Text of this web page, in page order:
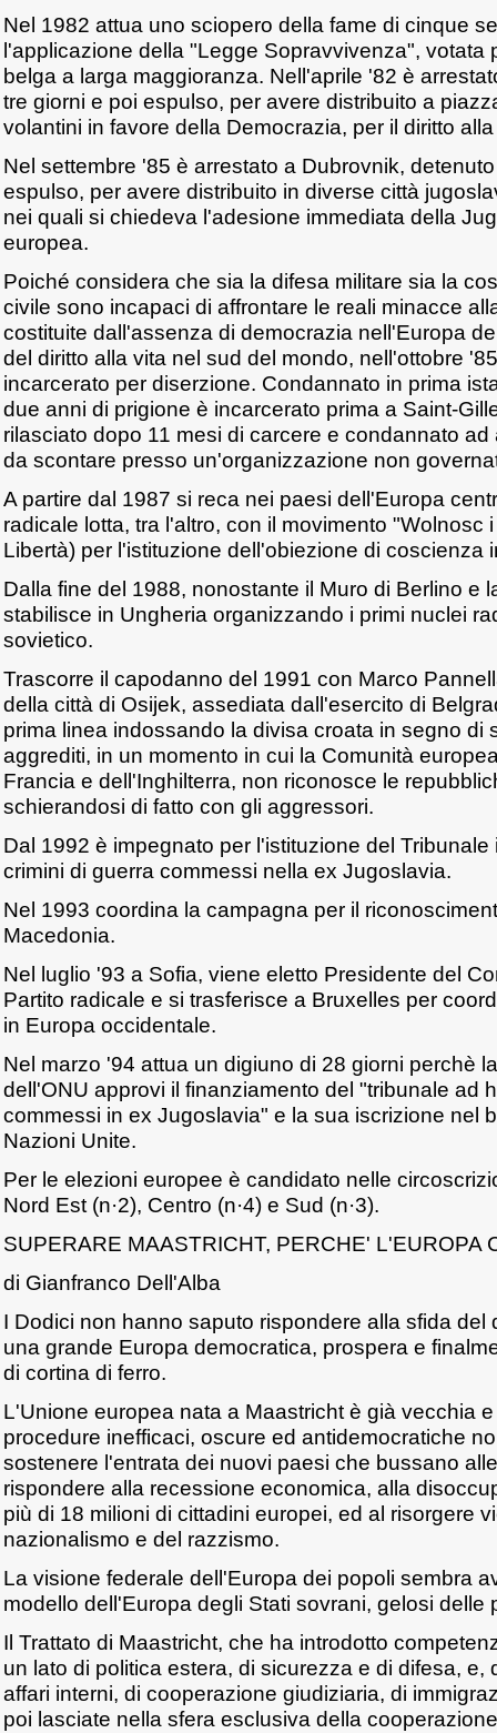
Nel 1982 attua uno sciopero della fame di cinque
l'applicazione della "Legge Sopravvivenza", votata
belga a larga maggioranza. Nell'aprile '82 è
tre giorni e poi espulso, per avere distribuito a
volantini in favore della Democrazia, per il diritto
Nel settembre '85 è arrestato a Dubrovnik,
espulso, per avere distribuito in diverse città
nei quali si chiedeva l'adesione immediata della
europea.
Poiché considera che sia la difesa militare sia la
civile sono incapaci di affrontare le reali minacce
costituite dall'assenza di democrazia nell'Europa
del diritto alla vita nel sud del mondo, nell'ottobre
incarcerato per diserzione. Condannato in prima
due anni di prigione è incarcerato prima a Saint-
rilasciato dopo 11 mesi di carcere e condannato
da scontare presso un'organizzazione non
A partire dal 1987 si reca nei paesi dell'Europa
radicale lotta, tra l'altro, con il movimento "Wolnosc
Libertà) per l'istituzione dell'obiezione di coscienza
Dalla fine del 1988, nonostante il Muro di Berlino e
stabilisce in Ungheria organizzando i primi nuclei
sovietico.
Trascorre il capodanno del 1991 con Marco
della città di Osijek, assediata dall'esercito di
prima linea indossando la divisa croata in segno di
aggrediti, in un momento in cui la Comunità
Francia e dell'Inghilterra, non riconosce le
schierandosi di fatto con gli aggressori.
Dal 1992 è impegnato per l'istituzione del
crimini di guerra commessi nella ex Jugoslavia.
Nel 1993 coordina la campagna per il
Macedonia.
Nel luglio '93 a Sofia, viene eletto Presidente del
Partito radicale e si trasferisce a Bruxelles per
in Europa occidentale.
Nel marzo '94 attua un digiuno di 28 giorni perchè
dell'ONU approvi il finanziamento del "tribunale ad
commessi in ex Jugoslavia" e la sua iscrizione nel
Nazioni Unite.
Per le elezioni europee è candidato nelle
Nord Est (n·2), Centro (n·4) e Sud (n·3).
SUPERARE MAASTRICHT, PERCHE' L'EUROPA
di Gianfranco Dell'Alba
I Dodici non hanno saputo rispondere alla sfida del
una grande Europa democratica, prospera e
di cortina di ferro.
L'Unione europea nata a Maastricht è già vecchia
procedure inefficaci, oscure ed antidemocratiche
sostenere l'entrata dei nuovi paesi che bussano
rispondere alla recessione economica, alla
più di 18 milioni di cittadini europei, ed al risorgere
nazionalismo e del razzismo.
La visione federale dell'Europa dei popoli sembra
modello dell'Europa degli Stati sovrani, gelosi delle
Il Trattato di Maastricht, che ha introdotto
un lato di politica estera, di sicurezza e di difesa, e,
affari interni, di cooperazione giudiziaria, di
poi lasciate nella sfera esclusiva della